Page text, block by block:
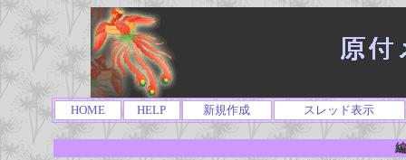
HOME HELP 新規作成 スレッド表示